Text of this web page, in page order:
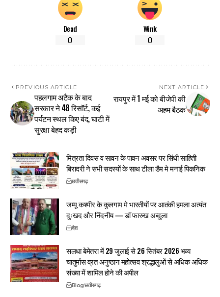
Dead
0
Wink
0
PREVIOUS ARTICLE
पहलगाम अटैक के बाद
सरकार ने 48 रिसॉर्ट, कई
पर्यटन स्थल किए बंद, घाटी में
सुरक्षा बेहद कड़ी
NEXT ARTICLE
रायपुर में 1 मई को बीजेपी की
अहम बैठक
मित्रता दिवस व सावन के पावन अवसर पर सिंधी साहिती
बिरादरी ने सभी सदस्यों के साथ टीला डैम मे मनाई पिकनिक
छत्तीसगढ़
जम्मू कश्मीर के कुलगाम मे भारतीयों पर आतंकी हमला अत्यंत
दुःखद और निंदनीय — डॉ फारुख अब्दुला
देश
सलधा बेमेतरा में 29 जुलाई से 26 सितंबर 2026 भव्य
चातुर्मास व्रत अनुष्ठान महोत्सव श्रद्धालुओं से अधिक अधिक
संख्या में शामिल होने की अपील
Blogछत्तीसगढ़